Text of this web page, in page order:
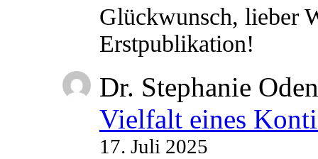
Glückwunsch, lieber
Erstpublikation!
Dr. Stephanie
Vielfalt eines
17. Juli 2025